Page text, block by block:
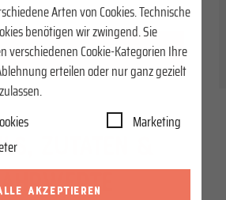
IN DEN WARENKORB
ZUTATEN &
Arten von Cookies. Technische
benötigen wir zwingend. Sie
verschiedenen Cookie-Kategorien Ihre
erteilen oder nur ganz gezielt
Marketing
AKZEPTIEREN